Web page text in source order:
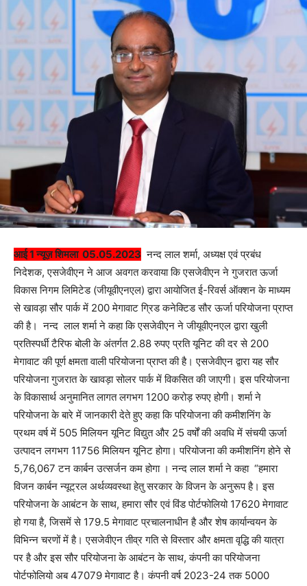
आई 1 न्यूज़ शिमला 05.05.2023 नन्‍द लाल शर्मा, अध्यक्ष एवं प्रबंध
निदेशक, एसजेवीएन ने आज अवगत करवाया कि एसजेवीएन ने गुजरात ऊर्जा
विकास निगम लिमिटेड (जीयूवीएनएल) द्वारा आयोजित ई-रिवर्स ऑक्‍शन के माध्यम
से खावड़ा सौर पार्क में 200 मेगावाट ग्रिड कनेक्टिड सौर ऊर्जा परियोजना प्राप्‍त
की है। नन्‍द लाल शर्मा ने कहा कि एसजेवीएन ने जीयूवीएनएल द्वारा खुली
प्रतिस्पर्धी टैरिफ बोली के अंतर्गत 2.88 रुपए प्रति यूनिट की दर से 200
मेगावाट की पूर्ण क्षमता वाली परियोजना प्राप्‍त की है। एसजेवीएन द्वारा यह सौर
परियोजना गुजरात के खावड़ा सोलर पार्क में विकसित की जाएगी। इस परियोजना
के विकासार्थ अनुमानित लागत लगभग 1200 करोड़ रुपए होगी। शर्मा ने
परियोजना के बारे में जानकारी देते हुए कहा कि परियोजना की कमीशनिंग के
प्रथम वर्ष में 505 मिलियन यूनिट विद्युत और 25 वर्षों की अवधि में संचयी ऊर्जा
उत्पादन लगभग 11756 मिलियन यूनिट होगा। परियोजना की कमीशनिंग होने से
5,76,067 टन कार्बन उत्सर्जन कम होगा । नन्‍द लाल शर्मा ने कहा “हमारा
विजन कार्बन न्‍यूट्रल अर्थव्यवस्था हेतु सरकार के विजन के अनुरूप है। इस
परियोजना के आबंटन के साथ, हमारा सौर एवं विंड पोर्टफोलियो 17620 मेगावाट
हो गया है, जिसमें से 179.5 मेगावाट प्रचालनाधीन है और शेष कार्यान्वयन के
विभिन्न चरणों में है। एसजेवीएन तीव्र गति से विस्तार और क्षमता वृद्धि की यात्रा
पर है और इस सौर परियोजना के आबंटन के साथ, कंपनी का परियोजना
पोर्टफोलियो अब 47079 मेगावाट है। कंपनी वर्ष 2023-24 तक 5000